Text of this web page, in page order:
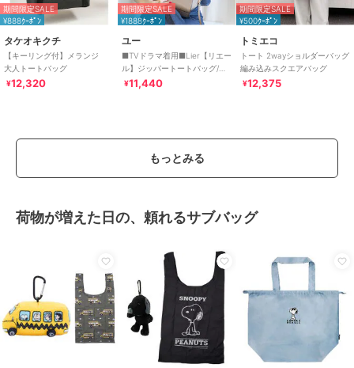
期間限定SALE
¥888ｸｰﾎﾟﾝ
タケオキクチ
【キーリング付】メランジ
大人トートバッグ
¥12,320
期間限定SALE
¥1888ｸｰﾎﾟﾝ
ユー
■TVドラマ着用■Lier【リエー
ル】ジッパートートバッグ/シ
ョルダー付き
¥11,440
期間限定SALE
¥500ｸｰﾎﾟﾝ
トミエコ
トート 2wayショルダーバッグ
編み込みスクエアバッグ
¥12,375
もっとみる
荷物が増えた日の、頼れるサブバッグ